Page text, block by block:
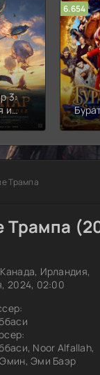
3:
и
6.654
Трампа
Трампа
Ирландия,
2024, 02:00
Noor Alfallah,
Эми Баэр